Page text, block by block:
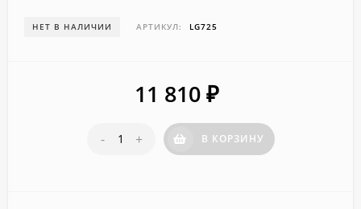
НЕТ В НАЛИЧИИ АРТИКУЛ: LG725
11 810 ₽
- + В КОРЗИНУ